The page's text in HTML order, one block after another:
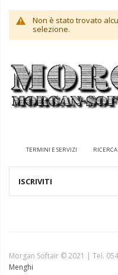
Non è stato trovato
selezione.
TERMINI E SERVIZI
Morgan Softair © 2021 | Tel.
Menghi